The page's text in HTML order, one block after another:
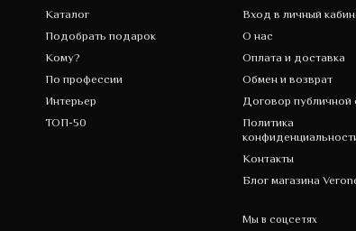
Каталог
Подобрать подарок
Кому?
По профессии
Интерьер
ТОП-50
Вход в личный
О нас
Оплата и доставка
Обмен и возврат
Договор публичной
Политика
Контакты
Блог магазина
Мы в соцсетях